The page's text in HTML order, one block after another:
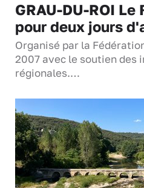
GRAU-DU-ROI
pour deux jours
Organisé par la
2007 avec le soutien des
régionales.…